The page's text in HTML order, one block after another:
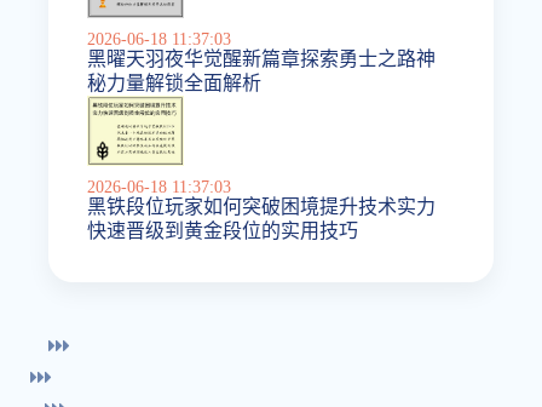
2026-06-18 11:37:03
黑曜天羽夜华觉醒新篇章探索勇士之路神
秘力量解锁全面解析
2026-06-18 11:37:03
黑铁段位玩家如何突破困境提升技术实力
快速晋级到黄金段位的实用技巧